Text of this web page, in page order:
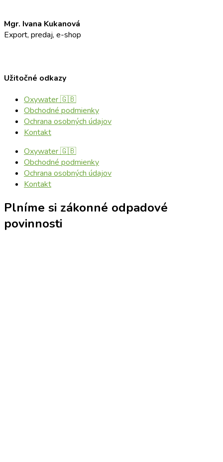
Mgr. Ivana Kukanová
Export, predaj, e-shop
Užitočné odkazy
Oxywater 🇬🇧
Obchodné podmienky
Ochrana osobných údajov
Kontakt
Oxywater 🇬🇧
Obchodné podmienky
Ochrana osobných údajov
Kontakt
Plníme si zákonné odpadové
povinnosti